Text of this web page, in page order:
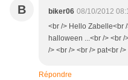
B biker06 08/10/2012
<br /> Hello Zabelle<br
halloween ...<br /> <br
/> <br /> <br /> pat<br />
Répondre